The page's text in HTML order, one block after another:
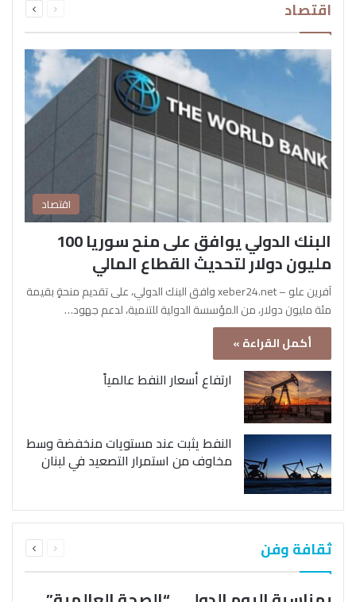
اقتصاد الصفحةالصفحة
اقتصاد
البنك الدولي يوافق على منح سوريا 100
مليون دولار لتحديث القطاع المالي
آفرين علو – xeber24.net وافق البنك الدولي، على تقديم منحةٍ بقيمة
مئة مليون دولار، من المؤسسة الدولية للتنمية، لدعم جهود…
أكمل القراءة »
ارتفاع أسعار النفط عالمياً
النفط يثبت عند مستويات منخفضة وسط
مخاوف من استمرار التصعيد في لبنان
ثقافة وفن الصفحةالصفحة